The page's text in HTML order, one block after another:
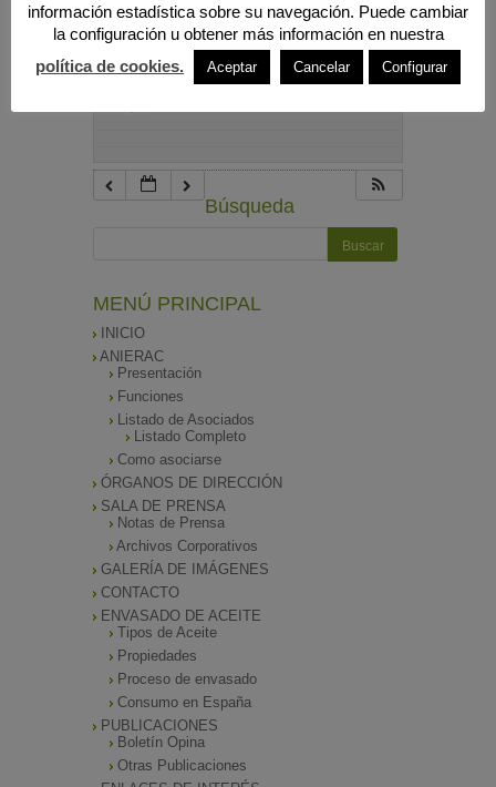
10:00 pm
Búsqueda
MENÚ PRINCIPAL
INICIO
ANIERAC
Presentación
Funciones
Listado de Asociados
Listado Completo
Como asociarse
ÓRGANOS DE DIRECCIÓN
SALA DE PRENSA
Notas de Prensa
Archivos Corporativos
GALERÍA DE IMÁGENES
CONTACTO
ENVASADO DE ACEITE
Tipos de Aceite
Propiedades
Proceso de envasado
Consumo en España
PUBLICACIONES
Boletín Opina
Otras Publicaciones
información estadística sobre su navegación. Puede cambiar
la configuración u obtener más información en nuestra
política de cookies.
Aceptar Cancelar Configurar